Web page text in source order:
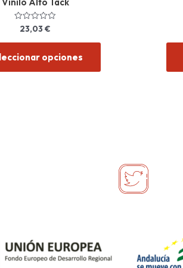
Valorado
con
0
5
23,03 €
opciones